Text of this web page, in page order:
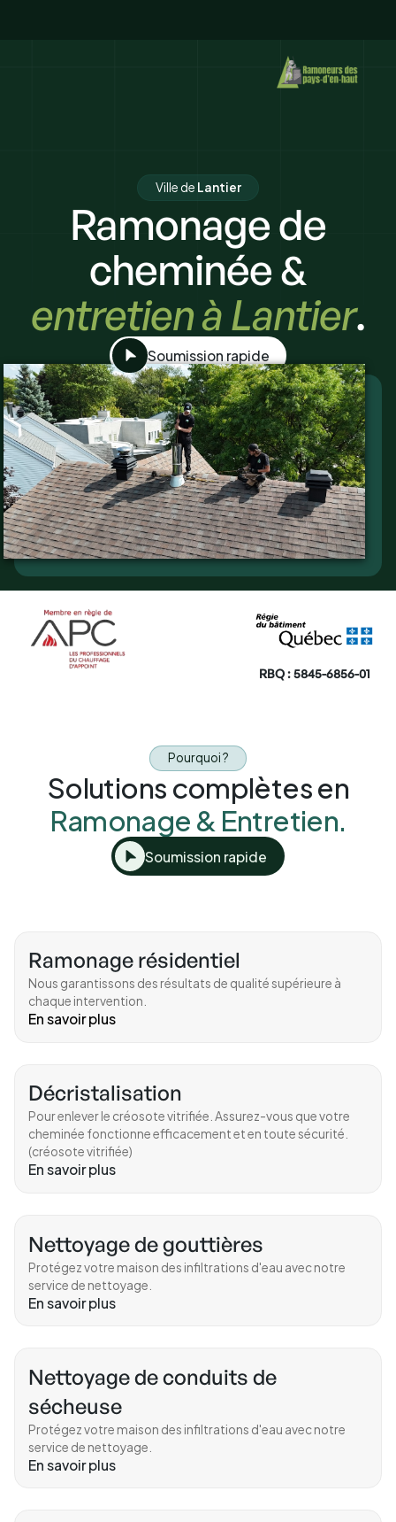
Ville de Lantier
Ramonage de
cheminée &
entretien à Lantier.
Soumission rapide
RBQ : 5845-6856-01
Pourquoi ?
Solutions complètes en
Ramonage & Entretien.
Soumission rapide
Ramonage résidentiel
Nous garantissons des résultats de qualité supérieure à
chaque intervention.
En savoir plus
Décristalisation
Pour enlever le créosote vitrifiée. Assurez-vous que votre
cheminée fonctionne efficacement et en toute sécurité.
(créosote vitrifiée)
En savoir plus
Nettoyage de gouttières
Protégez votre maison des infiltrations d'eau avec notre
service de nettoyage.
En savoir plus
Nettoyage de conduits de
sécheuse
Protégez votre maison des infiltrations d'eau avec notre
service de nettoyage.
En savoir plus